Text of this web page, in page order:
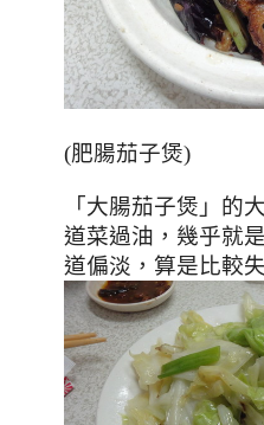
(肥腸茄子煲)
「大腸茄子煲」的
道菜過油，幾乎就
道偏淡，算是比較